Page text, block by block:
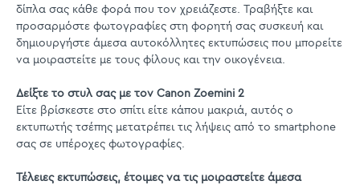
δίπλα σας κάθε φορά που τον χρειάζεστε. Τραβήξτε και
προσαρμόστε φωτογραφίες στη φορητή σας συσκευή και
δημιουργήστε άμεσα αυτοκόλλητες εκτυπώσεις που μπορείτε
να μοιραστείτε με τους φίλους και την οικογένεια.
Δείξτε το στυλ σας με τον Canon Zoemini 2
Είτε βρίσκεστε στο σπίτι είτε κάπου μακριά, αυτός ο
εκτυπωτής τσέπης μετατρέπει τις λήψεις από το smartphone
σας σε υπέροχες φωτογραφίες.
Τέλειες εκτυπώσεις, έτοιμες να τις μοιραστείτε άμεσα